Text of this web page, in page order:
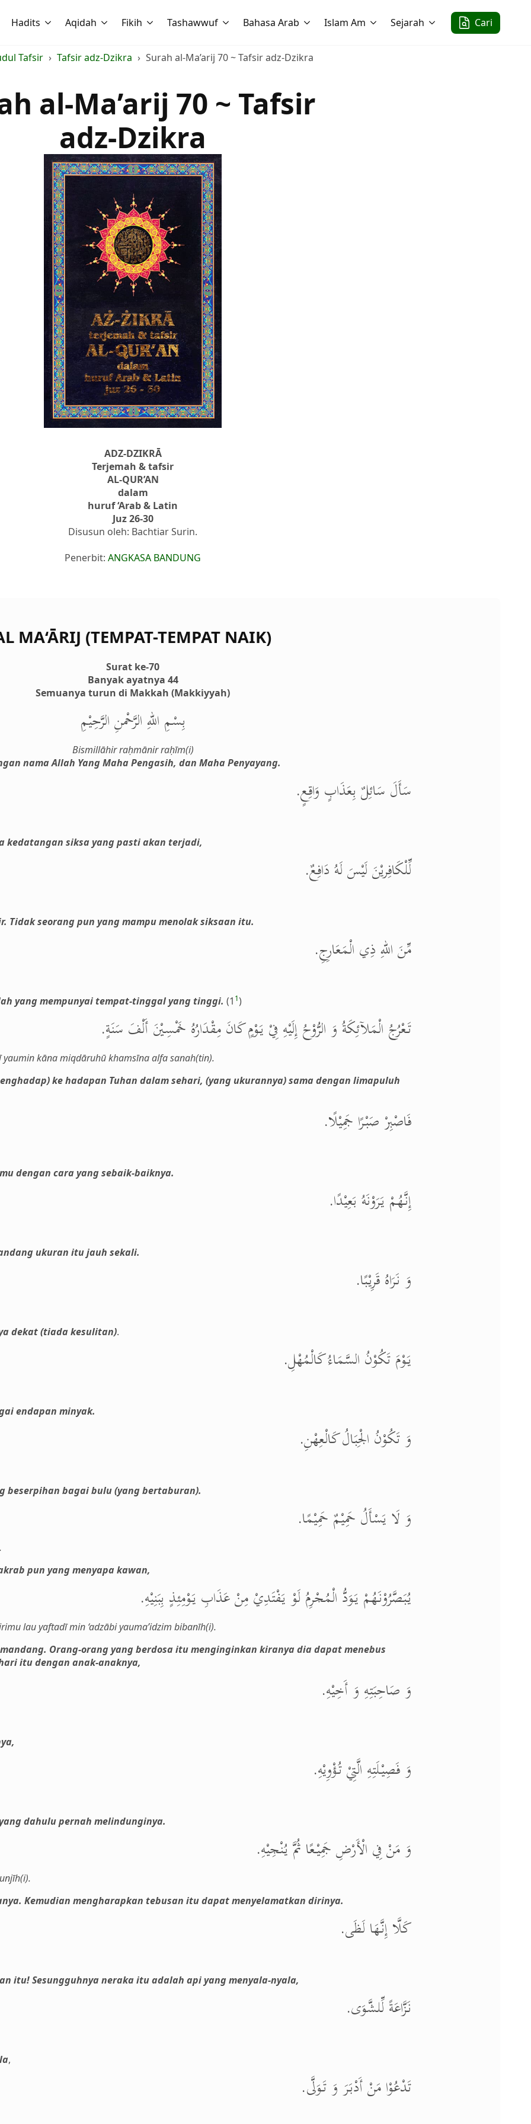
Hadits Aqidah Fikih Tashawwuf Bahasa Arab Islam Am Sejarah Cari
Tafsir Tafsir adz-Dzikra Surah al-Ma’arij 70 ~ Tafsir adz-Dzikra
al-Ma’arij 70 ~ Tafsir
adz-Dzikra
ADZ-DZIKRĀ
Terjemah & tafsir
AL-QUR’AN
dalam
huruf ‘Arab & Latin
Juz 26-30
Disusun oleh: Bachtiar Surin.
Penerbit: ANGKASA BANDUNG
MA‘ĀRIJ (TEMPAT-TEMPAT NAIK)
Surat ke-70
Banyak ayatnya 44
Semuanya turun di Makkah (Makkiyyah)
بِسْمِ اللهِ الرَّحْمنِ الرَّحِيْمِ
Bismillāhir raḥmānir raḥīm(i)
nama Allah Yang Maha Pengasih, dan Maha Penyayang.
سَأَلَ سَائِلٌ بِعَذَابٍ وَاقِعٍ.
kedatangan siksa yang pasti akan terjadi,
لِّلْكَافِريْنَ لَيْسَ لَهُ دَافِعٌ.
Tidak seorang pun yang mampu menolak siksaan itu.
مِّنَ اللهِ ذِي الْمَعَارِجِ.
yang mempunyai tempat-tinggal yang tinggi. (1 1)
تَعْرُجُ الْمَلآئِكَةُ وَ الرُّوْحُ إِلَيْهِ فِيْ يَوْمٍ كَانَ مِقْدَارُهُ خَمْسِيْنَ أَلْفَ سَنَةٍ.
yaumin kāna miqdāruhū khamsīna alfa sanah(tin).
ke hadapan Tuhan dalam sehari, (yang ukurannya) sama dengan limapuluh
فَاصْبِرْ صَبْرًا جَمِيْلًا.
dengan cara yang sebaik-baiknya.
إِنَّهُمْ يَرَوْنَهُ بَعِيْدًا.
ukuran itu jauh sekali.
وَ نَرَاهُ قَرِيْبًا.
dekat (tiada kesulitan).
يَوْمَ تَكُوْنُ السَّمَاءُ كَالْمُهْلِ.
endapan minyak.
وَ تَكُوْنُ الْجِبَالُ كَالْعِهْنِ.
beserpihan bagai bulu (yang bertaburan).
وَ لَا يَسْأَلُ حَمِيْمٌ حَمِيْمًا.
pun yang menyapa kawan,
يُبَصَّرُوْنَهُمْ يَوَدُّ الْمُجْرِمُ لَوْ يَفْتَدِيْ مِنْ عَذَابِ يَوْمِئِذٍ بِبَنِيْهِ.
lau yaftadī min ‘adzābi yauma’idzim bibanīh(i).
Orang-orang yang berdosa itu menginginkan kiranya dia dapat menebus
itu dengan anak-anaknya,
وَ صَاحِبَتِهِ وَ أَخِيْهِ.
وَ فَصِيْلَتِهِ الَّتِيْ تُؤْوِيْهِ.
dahulu pernah melindunginya.
وَ مَنْ فِي الْأَرْضِ جَمِيْعًا ثُمَّ يُنْجِيْهِ.
Kemudian mengharapkan tebusan itu dapat menyelamatkan dirinya.
كَلَّا إِنَّهَا لَظَى.
itu! Sesungguhnya neraka itu adalah api yang menyala-nyala,
نَزَّاعَةً لِّلشَّوَى.
,
تَدْعُوْا مَنْ أَدْبَرَ وَ تَوَلَّى.